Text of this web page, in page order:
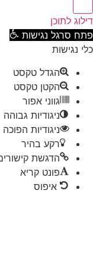
לתוכן
סרגל נגישות
נגישות
הגדל טקסט
הקטן טקסט
גווני אפור
ניגודיות גבוהה
ניגודיות הפוכה
רקע בהיר
הדגשת קישורים
פונט קריא
איפוס